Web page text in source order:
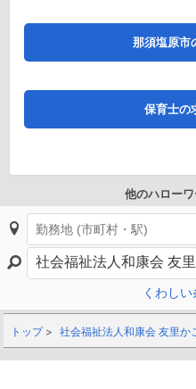
那須塩原市
保育士の
他のハロー
くわし
トップ 社会福祉法人和康会 友里か